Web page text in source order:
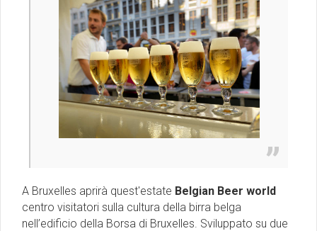
A Bruxelles aprirà quest'estate Belgian Beer world
centro visitatori sulla cultura della birra belga
nell’edificio della Borsa di Bruxelles. Sviluppato su due